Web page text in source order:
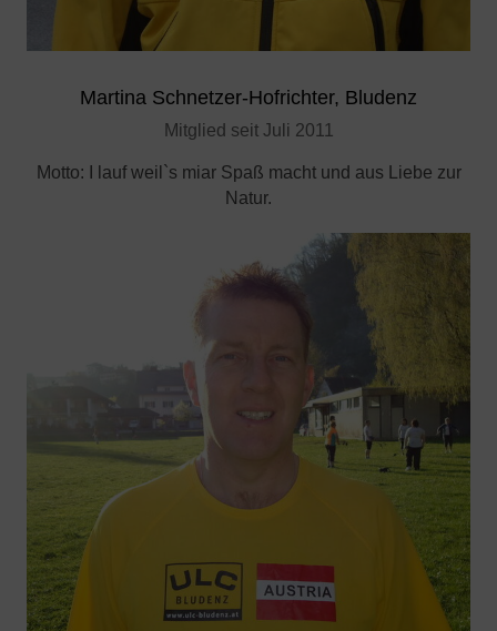
Martina Schnetzer-Hofrichter, Bludenz
Mitglied seit Juli 2011
Motto: I lauf weil`s miar Spaß macht und aus Liebe zur
Natur.